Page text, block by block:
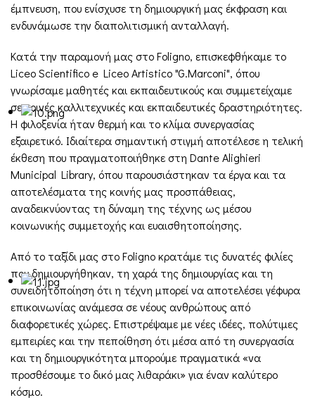
έμπνευση, που ενίσχυσε τη δημιουργική μας έκφραση και
ενδυνάμωσε την διαπολιτισμική ανταλλαγή.
Κατά την παραμονή μας στο Foligno, επισκεφθήκαμε το
Liceo Scientifico e Liceo Artistico "G.Marconi", όπου
γνωρίσαμε μαθητές και εκπαιδευτικούς και συμμετείχαμε
σε κοινές καλλιτεχνικές και εκπαιδευτικές δραστηριότητες.
Η φιλοξενία ήταν θερμή και το κλίμα συνεργασίας
εξαιρετικό. Ιδιαίτερα σημαντική στιγμή αποτέλεσε η τελική
έκθεση που πραγματοποιήθηκε στη Dante Alighieri
Municipal Library, όπου παρουσιάστηκαν τα έργα και τα
αποτελέσματα της κοινής μας προσπάθειας,
αναδεικνύοντας τη δύναμη της τέχνης ως μέσου
κοινωνικής συμμετοχής και ευαισθητοποίησης.
Από το ταξίδι μας στο Foligno κρατάμε τις δυνατές φιλίες
που δημιουργήθηκαν, τη χαρά της δημιουργίας και τη
συνειδητοποίηση ότι η τέχνη μπορεί να αποτελέσει γέφυρα
επικοινωνίας ανάμεσα σε νέους ανθρώπους από
διαφορετικές χώρες. Επιστρέψαμε με νέες ιδέες, πολύτιμες
εμπειρίες και την πεποίθηση ότι μέσα από τη συνεργασία
και τη δημιουργικότητα μπορούμε πραγματικά «να
προσθέσουμε το δικό μας λιθαράκι» για έναν καλύτερο
κόσμο.